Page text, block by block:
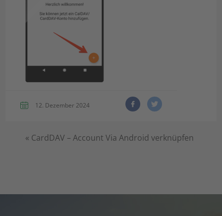
12. Dezember 2024
« CardDAV – Account Via Android verknüpfen